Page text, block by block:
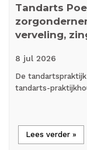
Tandarts
verveling,
8 jul 2026
De
tandarts-
Lees verder »